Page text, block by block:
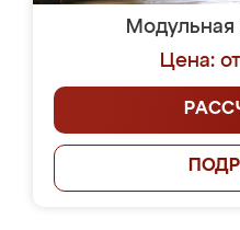
Модульная
Цена: